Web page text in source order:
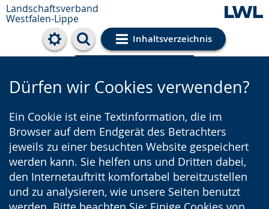
Landschaftsverband
Westfalen-Lippe
Inhaltsverzeichnis
Cookie-Einstellungen
Dürfen wir Cookies verwenden?
Ein Cookie ist eine Textinformation, die im
Browser auf dem Endgerät des Betrachters
jeweils zu einer besuchten Website gespeichert
werden kann. Sie helfen uns und Dritten dabei,
den Internetauftritt komfortabel bereitzustellen
und zu analysieren, wie unsere Seiten benutzt